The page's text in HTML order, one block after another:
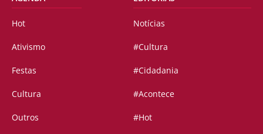
Hot
Ativismo
Festas
Cultura
Outros
Notícias
#Cultura
#Cidadania
#Acontece
#Hot